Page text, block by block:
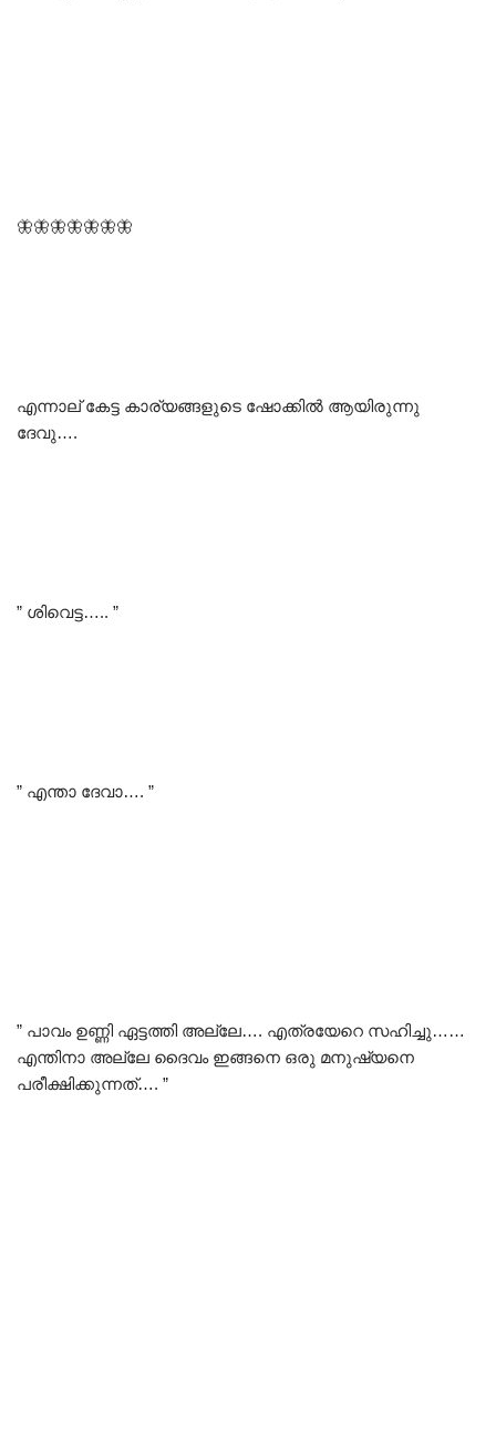
🦋🦋🦋🦋🦋🦋🦋
എന്നാല് കേട്ട കാര്യങ്ങളുടെ ഷോക്കിൽ ആയിരുന്നു
ദേവു….
” ശിവെട്ട….. ”
” എന്താ ദേവാ…. ”
” പാവം ഉണ്ണി ഏട്ടത്തി അല്ലേ…. എത്രയേറെ സഹിച്ചു……
എന്തിനാ അല്ലേ ദൈവം ഇങ്ങനെ ഒരു മനുഷ്യനെ
പരീക്ഷിക്കുന്നത്…. ”